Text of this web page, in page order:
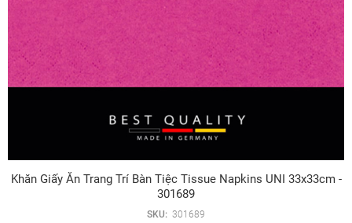
Khăn Giấy Ăn Trang Trí Bàn Tiệc Tissue Napkins UNI 33x33cm -
301689
SKU: 301689